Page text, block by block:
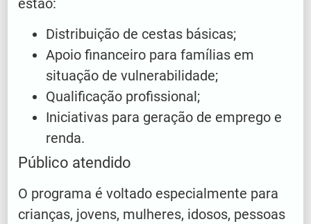
Distribuição de cestas básicas;
Apoio financeiro para famílias em
situação de vulnerabilidade;
Qualificação profissional;
Iniciativas para geração de emprego e
renda.
Público atendido
O programa é voltado especialmente para
crianças, jovens, mulheres, idosos, pessoas